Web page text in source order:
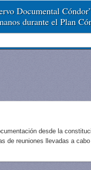
Documental
durante el Plan
desde la
de reuniones llevadas a